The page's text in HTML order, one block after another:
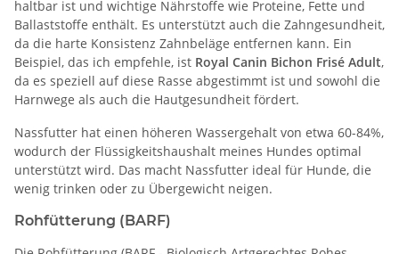
haltbar ist und wichtige Nährstoffe wie Proteine, Fette und
Ballaststoffe enthält. Es unterstützt auch die Zahngesundheit,
da die harte Konsistenz Zahnbeläge entfernen kann. Ein
Beispiel, das ich empfehle, ist Royal Canin Bichon Frisé Adult,
da es speziell auf diese Rasse abgestimmt ist und sowohl die
Harnwege als auch die Hautgesundheit fördert.
Nassfutter hat einen höheren Wassergehalt von etwa 60-84%,
wodurch der Flüssigkeitshaushalt meines Hundes optimal
unterstützt wird. Das macht Nassfutter ideal für Hunde, die
wenig trinken oder zu Übergewicht neigen.
Rohfütterung (BARF)